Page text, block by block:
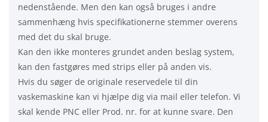
nedenstående. Men den kan også bruges i andre
sammenhæng hvis specifikationerne stemmer overens
med det du skal bruge.
Kan den ikke monteres grundet anden beslag system,
kan den fastgøres med strips eller på anden vis.
Hvis du søger de originale reservedele til din
vaskemaskine kan vi hjælpe dig via mail eller telefon. Vi
skal kende PNC eller Prod. nr. for at kunne svare. Den